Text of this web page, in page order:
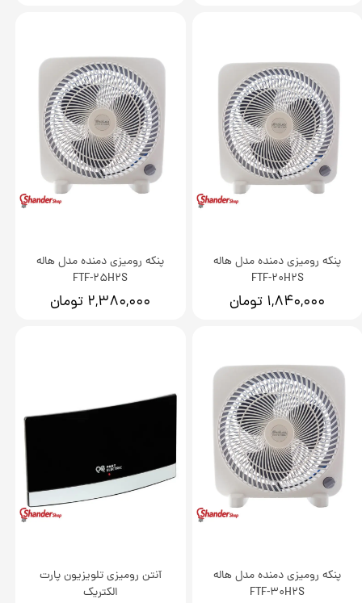
پنکه رومیزی دمنده مدل هاله
FTF-20H2S
۱,۸۴۰,۰۰۰ تومان
پنکه رومیزی دمنده مدل هاله
FTF-25H2S
۲,۳۸۰,۰۰۰ تومان
پنکه رومیزی دمنده مدل هاله
FTF-30H2S
آنتن رومیزی تلویزیون پارت
الکتریک